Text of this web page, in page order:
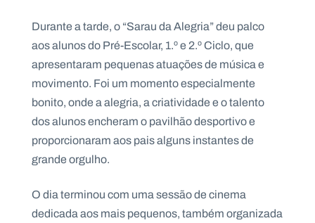
Durante a tarde, o “Sarau da Alegria” deu palco
aos alunos do Pré-Escolar, 1.º e 2.º Ciclo, que
apresentaram pequenas atuações de música e
movimento. Foi um momento especialmente
bonito, onde a alegria, a criatividade e o talento
dos alunos encheram o pavilhão desportivo e
proporcionaram aos pais alguns instantes de
grande orgulho.
O dia terminou com uma sessão de cinema
dedicada aos mais pequenos, também organizada